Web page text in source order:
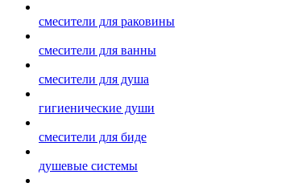
смесители для раковины
смесители для ванны
смесители для душа
гигиенические души
смесители для биде
душевые системы